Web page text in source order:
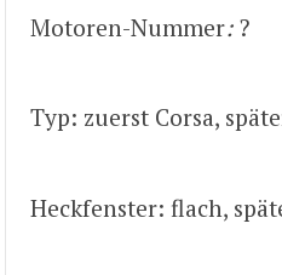
Motoren-Nummer:?
Typ: zuerst Corsa,
Heckfenster: flach,